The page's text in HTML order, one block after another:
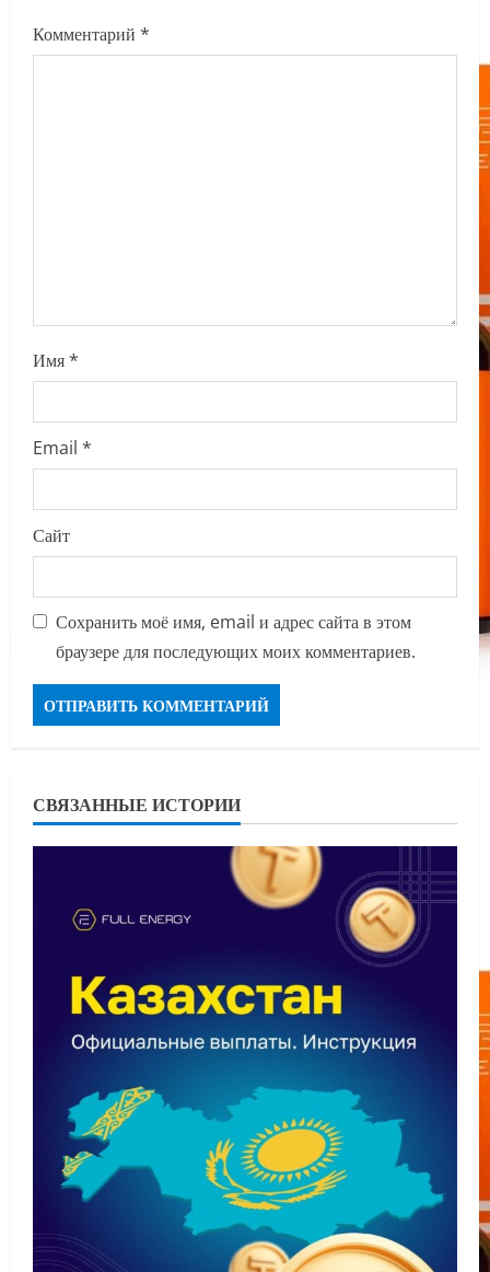
g
Комментарий *
Имя*
Email *
Сайт
Сохранить моё имя, email и адрес сайта в этом
браузере для последующих моих комментариев.
СВЯЗАННЫЕ ИСТОРИИ